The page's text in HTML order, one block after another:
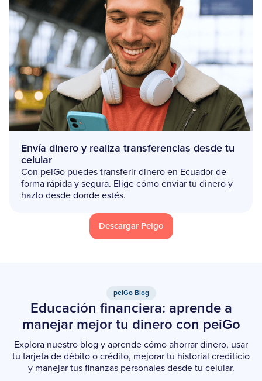
Envía dinero y realiza transferencias desde tu
celular
Con peiGo puedes transferir dinero en Ecuador de
forma rápida y segura. Elige cómo enviar tu dinero y
hazlo desde donde estés.
Descargar Peigo
peiGo Blog
Educación financiera: aprende a
manejar mejor tu dinero con peiGo
Explora nuestro blog y aprende cómo ahorrar dinero, usar
tu tarjeta de débito o crédito, mejorar tu historial crediticio
y manejar tus finanzas personales desde tu celular.